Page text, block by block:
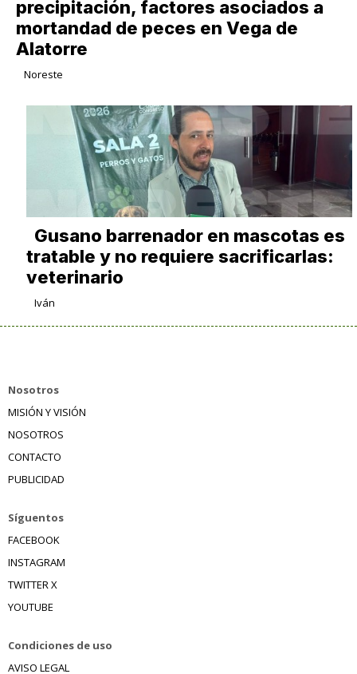
precipitación, factores asociados a
mortandad de peces en Vega de
Alatorre
Noreste
Gusano barrenador en mascotas es
tratable y no requiere sacrificarlas:
veterinario
Iván
Nosotros
MISIÓN Y VISIÓN
NOSOTROS
CONTACTO
PUBLICIDAD
Síguentos
FACEBOOK
INSTAGRAM
TWITTER X
YOUTUBE
Condiciones de uso
AVISO LEGAL